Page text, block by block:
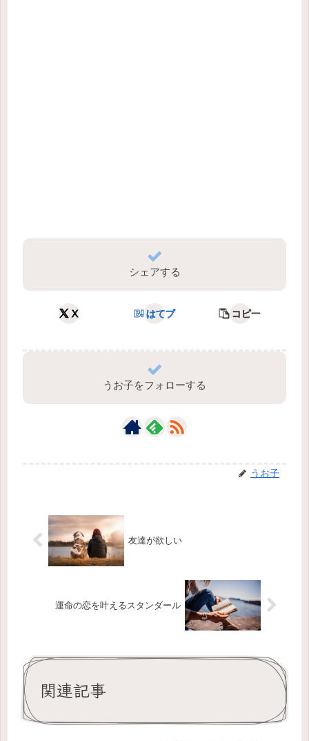
シェアする
X はてブ コピー
うお子をフォローする
うお子
友達が欲しい
運命の恋を叶えるスタンダール
関連記事